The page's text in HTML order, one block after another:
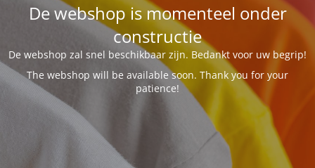
De webshop is momenteel onder
constructie
De webshop zal snel beschikbaar zijn. Bedankt voor uw begrip!
The webshop will be available soon. Thank you for your
patience!